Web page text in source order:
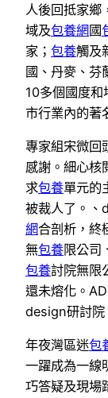
人後回抵家鄉
域及包養網國
家； 包養觸及
國、丹麥、芬
10多個國度
市行業內的著
專家組宋微回
感謝。細心核
求包養單元的
被裁人了。、
網合剖析，終
無包養限公司
包養討院無限
還未熔化。
design研討院
年夜灣區迷包
一躍成為一線
巧答疑及現場